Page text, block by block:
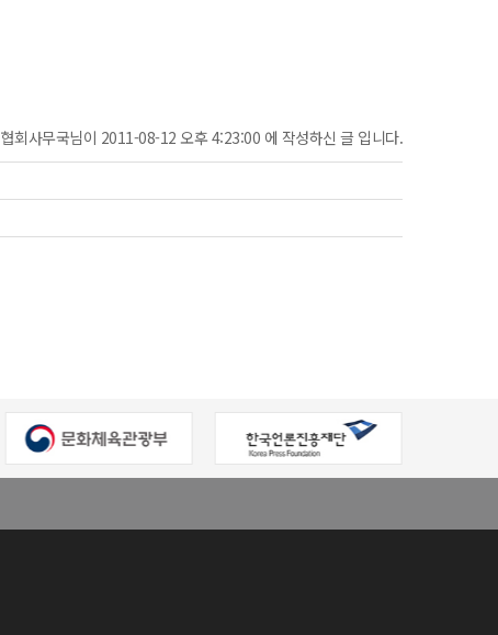
협회사무국님이 2011-08-12 오후 4:23:00 에 작성하신 글 입니다.